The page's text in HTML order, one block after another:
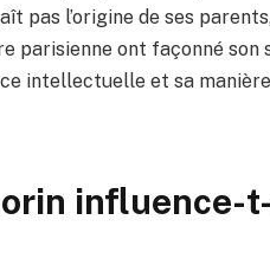
pas l’origine de ses
parisienne ont façonné
intellectuelle et sa
influence-